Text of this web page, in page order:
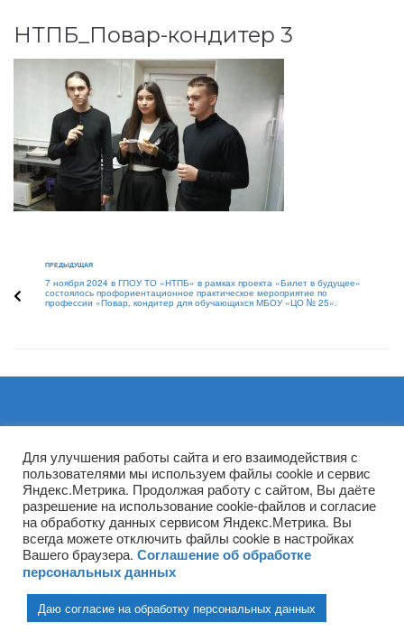
НТПБ_Повар-кондитер 3
ПРЕДЫДУЩАЯ
7 ноября 2024 в ГПОУ ТО «НТПБ» в рамках проекта «Билет в будущее»
состоялось профориентационное практическое мероприятие по
профессии «Повар, кондитер для обучающихся МБОУ «ЦО № 25».
Архивы
(ГПОУ ТО «НТПБ») 2020 г. ©
Для улучшения работы сайта и его взаимодействия с
пользователями мы используем файлы cookie и сервис
Яндекс.Метрика. Продолжая работу с сайтом, Вы даёте
разрешение на использование cookie-файлов и согласие
на обработку данных сервисом Яндекс.Метрика. Вы
всегда можете отключить файлы cookie в настройках
Вашего браузера. Соглашение об обработке
персональных данных
Даю согласие на обработку персональных данных